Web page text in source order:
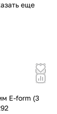
еще
E-form (3